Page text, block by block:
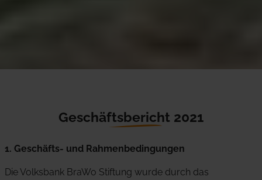
Geschäftsbericht 2021
1. Geschäfts- und Rahmenbedingungen
Die Volksbank BraWo Stiftung wurde durch das